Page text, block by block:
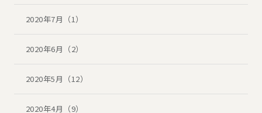
2020年7月（1）
2020年6月（2）
2020年5月（12）
2020年4月（9）